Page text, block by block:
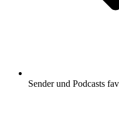
Sender und Podcasts